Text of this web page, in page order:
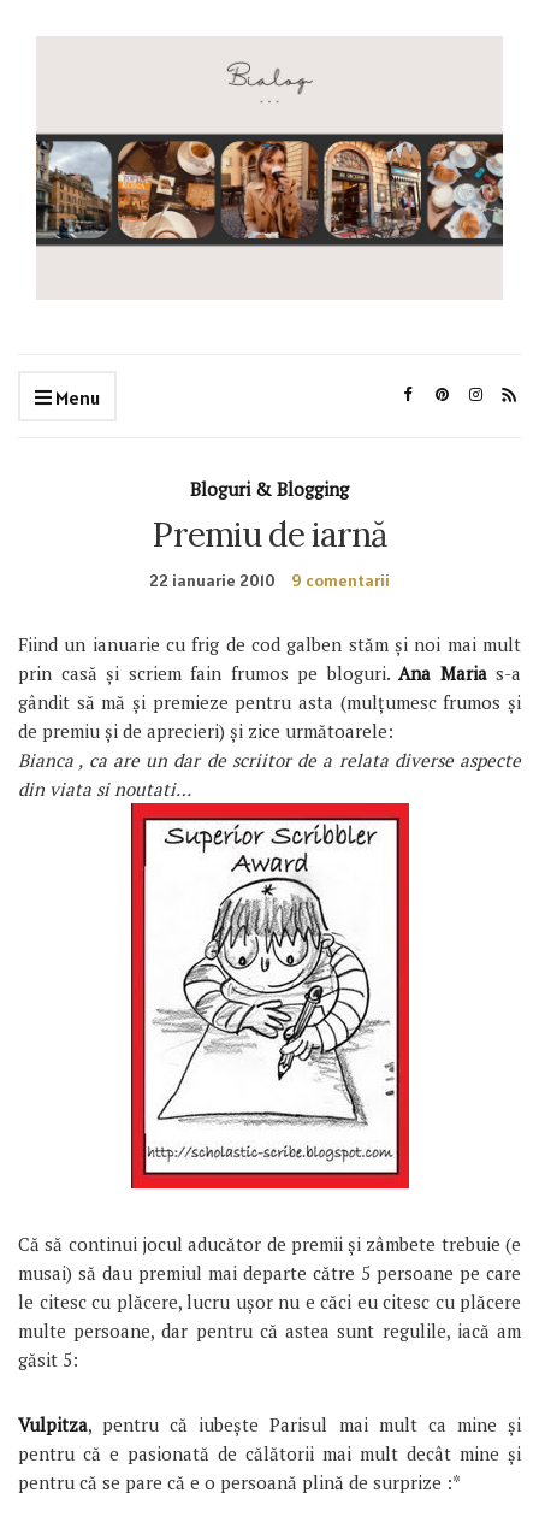
Menu
Bloguri & Blogging
Premiu de iarnă
22 ianuarie 2010 9 comentarii
Fiind un ianuarie cu frig de cod galben stăm și noi mai mult
prin casă și scriem fain frumos pe bloguri. Ana Maria s-a
gândit să mă și premieze pentru asta (mulțumesc frumos și
de premiu și de aprecieri) și zice următoarele:
Bianca , ca are un dar de scriitor de a relata diverse aspecte
din viata si noutati…
Că să continui jocul aducător de premii și zâmbete trebuie (e
musai) să dau premiul mai departe către 5 persoane pe care
le citesc cu plăcere, lucru ușor nu e căci eu citesc cu plăcere
multe persoane, dar pentru că astea sunt regulile, iacă am
găsit 5:
Vulpitza, pentru că iubește Parisul mai mult ca mine și
pentru că e pasionată de călătorii mai mult decât mine și
pentru că se pare că e o persoană plină de surprize :*